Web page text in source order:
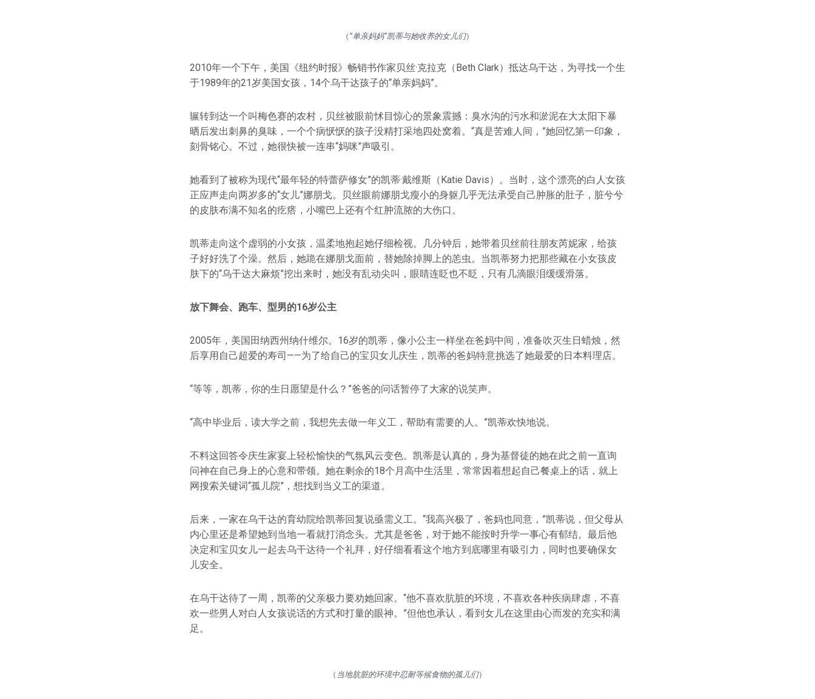
（ “单亲妈妈”凯蒂与她收养的女儿们）
2010年一个下午，美国《纽约时报》畅销书作家贝丝·克拉克（Beth Clark）抵达乌干达，为寻找一个生
于1989年的21岁美国女孩，14个乌干达孩子的“单亲妈妈”。
辗转到达一个叫梅色赛的农村，贝丝被眼前怵目惊心的景象震撼：臭水沟的污水和淤泥在大太阳下暴
晒后发出刺鼻的臭味，一个个病恹恹的孩子没精打采地四处窝着。“真是苦难人间，”她回忆第一印象，
刻骨铭心。不过，她很快被一连串“妈咪”声吸引。
她看到了被称为现代“最年轻的特蕾萨修女”的凯蒂·戴维斯（Katie Davis）。当时，这个漂亮的白人女孩
正应声走向两岁多的“女儿”娜朋戈。贝丝眼前娜朋戈瘦小的身躯几乎无法承受自己肿胀的肚子，脏兮兮
的皮肤布满不知名的疙瘩，小嘴巴上还有个红肿流脓的大伤口。
凯蒂走向这个虚弱的小女孩，温柔地抱起她仔细检视。几分钟后，她带着贝丝前往朋友芮妮家，给孩
子好好洗了个澡。然后，她跪在娜朋戈面前，替她除掉脚上的恙虫。当凯蒂努力把那些藏在小女孩皮
肤下的“乌干达大麻烦”挖出来时，她没有乱动尖叫，眼睛连眨也不眨，只有几滴眼泪缓缓滑落。
放下舞会、跑车、型男的16岁公主
2005年，美国田纳西州纳什维尔。16岁的凯蒂，像小公主一样坐在爸妈中间，准备吹灭生日蜡烛，然
后享用自己超爱的寿司——为了给自己的宝贝女儿庆生，凯蒂的爸妈特意挑选了她最爱的日本料理店。
“等等，凯蒂，你的生日愿望是什么？”爸爸的问话暂停了大家的说笑声。
“高中毕业后，读大学之前，我想先去做一年义工，帮助有需要的人。”凯蒂欢快地说。
不料这回答令庆生家宴上轻松愉快的气氛风云变色。凯蒂是认真的，身为基督徒的她在此之前一直询
问神在自己身上的心意和带领。她在剩余的18个月高中生活里，常常因着想起自己餐桌上的话，就上
网搜索关键词“孤儿院”，想找到当义工的渠道。
后来，一家在乌干达的育幼院给凯蒂回复说亟需义工。“我高兴极了，爸妈也同意，”凯蒂说，但父母从
内心里还是希望她到当地一看就打消念头。尤其是爸爸，对于她不能按时升学一事心有郁结。最后他
决定和宝贝女儿一起去乌干达待一个礼拜，好仔细看看这个地方到底哪里有吸引力，同时也要确保女
儿安全。
在乌干达待了一周，凯蒂的父亲极力要劝她回家。“他不喜欢肮脏的环境，不喜欢各种疾病肆虐，不喜
欢一些男人对白人女孩说话的方式和打量的眼神。”但他也承认，看到女儿在这里由心而发的充实和满
足。
（ 当地肮脏的环境中忍耐等候食物的孤儿们）